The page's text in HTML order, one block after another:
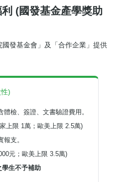
(國發基金產學獎助
發基金會」及「合作企業」提供
)
體檢、簽證、文書驗證費用。
上限 1萬；歐美上限 2.5萬)
報支。
元；歐美上限 3.5萬)
學生不予補助